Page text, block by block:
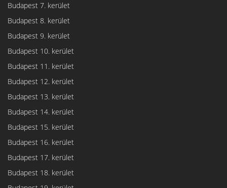
Budapest 7. kerület
Budapest 8. kerület
Budapest 9. kerület
Budapest 10. kerület
Budapest 11. kerület
Budapest 12. kerület
Budapest 13. kerület
Budapest 14. kerület
Budapest 15. kerület
Budapest 16. kerület
Budapest 17. kerület
Budapest 18. kerület